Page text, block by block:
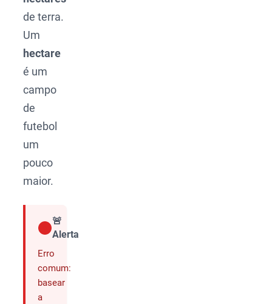
de terra.
Um
hectare
é um
campo
de
futebol
um
pouco
maior.
🚨
Alerta
Erro
comum:
basear
a